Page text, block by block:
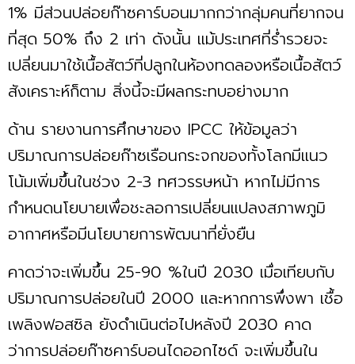
1% มีส่วนปล่อยก๊าซคาร์บอนมากกว่ากลุ่มคนที่ยากจน
ที่สุด 50% ถึง 2 เท่า ดังนั้น แม้ประเทศที่ร่ำรวยจะ
เปลี่ยนมาใช้เนื้อสัตว์ที่ปลูกในห้องทดลองหรือเนื้อสัตว์
สังเคราะห์ก็ตาม สิ่งนี้จะมีผลกระทบอย่างมาก
ด้าน รายงานการศึกษาของ IPCC ให้ข้อมูลว่า
ปริมาณการปล่อยก๊าซเรือนกระจกของทั้งโลกมีแนว
โน้มเพิ่มขึ้นในช่วง 2-3 ทศวรรษหน้า หากไม่มีการ
กำหนดนโยบายเพื่อชะลอการเปลี่ยนแปลงสภาพภูมิ
อากาศหรือมีนโยบายการพัฒนาที่ยั่งยืน
คาดว่าจะเพิ่มขึ้น 25-90 %ในปี 2030 เมื่อเทียบกับ
ปริมาณการปล่อยในปี 2000 และหากการพึ่งพา เชื้อ
เพลิงฟอสซิล ยังดำเนินต่อไปหลังปี 2030 คาด
ว่าการปล่อยก๊าซคาร์บอนไดออกไซด์ จะเพิ่มขึ้นใน